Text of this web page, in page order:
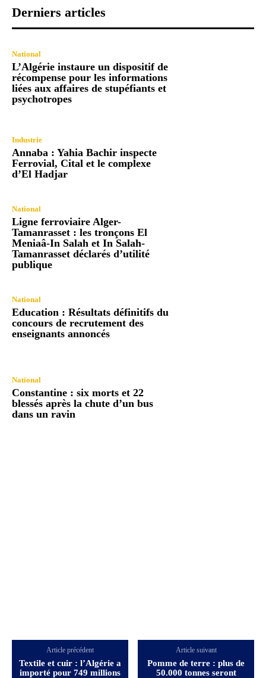
Derniers articles
National
L’Algérie instaure un dispositif de
récompense pour les informations
liées aux affaires de stupéfiants et
psychotropes
Industrie
Annaba : Yahia Bachir inspecte
Ferrovial, Cital et le complexe
d’El Hadjar
National
Ligne ferroviaire Alger-
Tamanrasset : les tronçons El
Meniaâ-In Salah et In Salah-
Tamanrasset déclarés d’utilité
publique
National
Education : Résultats définitifs du
concours de recrutement des
enseignants annoncés
National
Constantine : six morts et 22
blessés après la chute d’un bus
dans un ravin
Article précédent
Textile et cuir : l’Algérie a
importé pour 749 millions
Article suivant
Pomme de terre : plus de
50.000 tonnes seront